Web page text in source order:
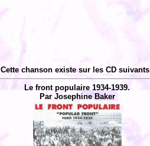
Cette chanson existe sur les CD
Le front populaire 1934-1939.
Par Josephine Baker